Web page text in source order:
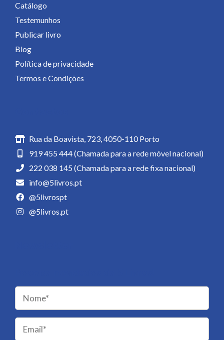
Catálogo
Testemunhos
Publicar livro
Blog
Política de privacidade
Termos e Condições
Rua da Boavista, 723, 4050-110 Porto
919 455 444 (Chamada para a rede móvel nacional)
222 038 145 (Chamada para a rede fixa nacional)
info@5livros.pt
@5livrospt
@5livros.pt
Please
leave